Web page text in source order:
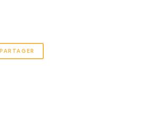
PARTAGER